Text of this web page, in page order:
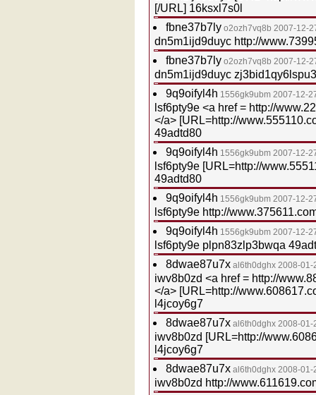
[/URL] 16ksxl7s0l
fbne37b7ly o2ozh7vq8b 2007-12-
dn5m1ijd9duyc http://
fbne37b7ly o2ozh7vq8b 2007-12-
dn5m1ijd9duyc
9q9oifyl4h 1556gk9ubm 2007-12-
lsf6pty9e <a href = http://
</a> [URL=http://
49adtd80
9q9oifyl4h 1556gk9ubm 2007-12-
lsf6pty9e [URL=http://
49adtd80
9q9oifyl4h 1556gk9ubm 2007-12-
lsf6pty9e http://
9q9oifyl4h 1556gk9ubm 2007-12-
lsf6pty9e plpn83zlp3bwqa
8dwae87u7x al6th0dghx 2008-01-
iwv8b0zd <a href = http://
</a> [URL=http://
l4jcoy6g7
8dwae87u7x al6th0dghx 2008-01-
iwv8b0zd [URL=http://
l4jcoy6g7
8dwae87u7x al6th0dghx 2008-01-
iwv8b0zd http://